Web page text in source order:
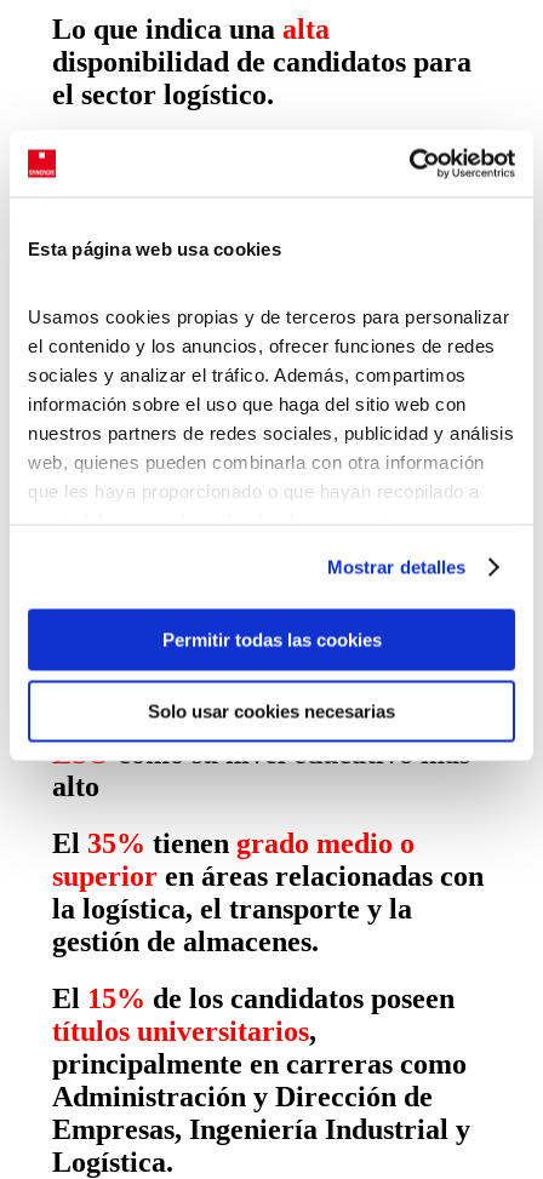
Esta página web usa cookies
Usamos cookies propias y de terceros para personalizar
el contenido y los anuncios, ofrecer funciones de redes
sociales y analizar el tráfico. Además, compartimos
información sobre el uso que haga del sitio web con
nuestros partners de redes sociales, publicidad y análisis
web, quienes pueden combinarla con otra información
que les haya proporcionado o que hayan recopilado a
“Permitir todas las cookies”, rechazarlas todas salvo las
estrictamente técnicas pulsando el botón “Solo usar
cookies necesarias” o seleccionar aquellas para las que
presta su consentimiento pulsando el botón “Permitir
Consulta nuestraPolítica de Cookies
momento en el botón que aparece en la esquina
Mostrar detalles
Permitir todas las cookies
Solo usar cookies necesarias
Lo que indica una alta
disponibilidad de candidatos para
el sector logístico.
Operarios de Almacén: Entre 18,000 y
Conductores de Camiones: Entre 20,000 y
25,000 euros anuales.
Supervisores de Almacén: Entre 25,000 y
30,000 euros anuales.
Gerentes de Logística: Entre 35,000 y
45,000 euros anuales.
de los candidatos tienen la
ESOcomo su nivel educativo más
alto
El 35% tienen grado medio o
superioren áreas relacionadas con
la logística, el transporte y la
gestión de almacenes.
El 15% de los candidatos poseen
títulos universitarios,
principalmente en carreras como
Administración y Dirección de
Empresas, Ingeniería Industrial y
Logística.